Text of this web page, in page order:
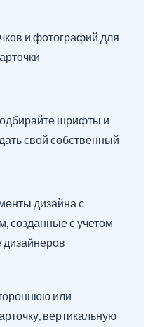
и фотографий для
шрифты и
свой собственный
дизайна с
созданные с учетом
дизайнеров
или
вертикальную